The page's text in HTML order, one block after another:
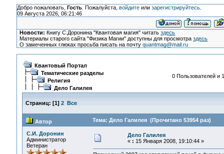
Добро пожаловать, Гость. Пожалуйста, войдитеили зарегистрируйтесь.
09 Августа 2026, 06:21:46
Новости: Книгу С.Доронина "Квантовая магия" читатьздесь
Материалы старого сайта "Физика Магии" доступны для просмотраздесь
О замеченных глюках просьба писать на почтуquantmag@mail.ru
Квантовый Портал
Тематические разделы
Религия
Дело Галилея
0 Пользователей и
Страниц: [1] 2 Все
Автор Тема: Дело Галилея (Прочитано 53954 раз)
С.И. Доронин
Администратор
Ветеран
Дело Галилея
« : 15 Января 2008, 19:10:44 »